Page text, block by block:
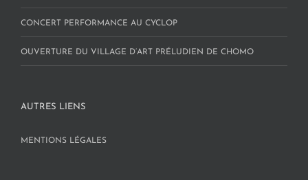
CONCERT PERFORMANCE AU CYCLOP
OUVERTURE DU VILLAGE D’ART PRÉLUDIEN DE CHOMO
AUTRES LIENS
MENTIONS LÉGALES